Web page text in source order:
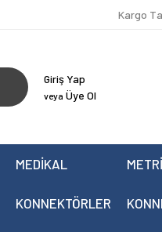
Kargo
Giriş Yap
veya Üye Ol
MEDİKAL
KONNEKTÖRLER